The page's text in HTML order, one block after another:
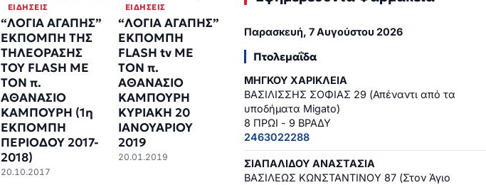
ΕΙΔΉΣΕΙΣ
“ΛΟΓΙΑ ΑΓΑΠΗΣ”
ΕΚΠΟΜΠΗ ΤΗΣ
ΤΗΛΕΟΡΑΣΗΣ
ΤΟΥ FLASH ΜΕ
ΤΟΝ π.
ΑΘΑΝΑΣΙΟ
ΚΑΜΠΟΥΡΗ (1η
ΕΚΠΟΜΠΗ
ΠΕΡΙΟΔΟΥ 2017-
2018)
20.10.2017
ΕΙΔΉΣΕΙΣ
“ΛΟΓΙΑ ΑΓΑΠΗΣ”
ΕΚΠΟΜΠΗ
FLASH tv ΜΕ
ΤΟΝ π.
ΑΘΑΝΑΣΙΟ
ΚΑΜΠΟΥΡΗ
ΚΥΡΙΑΚΗ 20
ΙΑΝΟΥΑΡΙΟΥ
2019
20.01.2019
Παρασκευή, 7 Αυγούστου 2026
Πτολεμαΐδα
ΜΗΓΚΟΥ ΧΑΡΙΚΛΕΙΑ
ΒΑΣΙΛΙΣΣΗΣ ΣΟΦΙΑΣ 29 (Απέναντι από τα
υποδήματα Migato)
8 ΠΡΩΙ - 9 ΒΡΑΔΥ
2463022288
ΣΙΑΠΑΛΙΔΟΥ ΑΝΑΣΤΑΣΙΑ
ΒΑΣΙΛΕΩΣ ΚΩΝΣΤΑΝΤΙΝΟΥ 87 (Στον Άγιο